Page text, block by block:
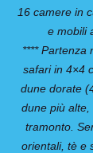
16 camere in
e mobili
**** Partenza
safari in 4×4
dune dorate
dune più
tramonto.
orientali, tè e